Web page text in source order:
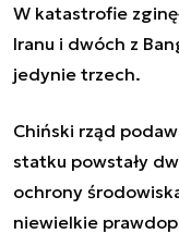
W katastrofie
Iranu i dwóch z
jedynie trzech.
Chiński rząd
statku powstały
ochrony
niewielkie